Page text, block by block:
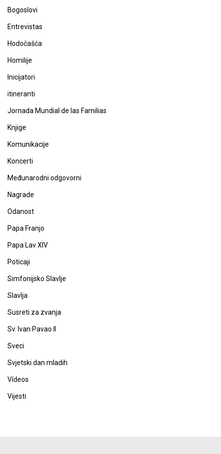
Bogoslovi
Entrevistas
Hodočašća
Homilije
Inicijatori
itineranti
Jornada Mundial de las Familias
Knjige
Komunikacije
Koncerti
Međunarodni odgovorni
Nagrade
Odanost
Papa Franjo
Papa Lav XIV
Poticaji
Simfonijsko Slavlje
Slavlja
Susreti za zvanja
Sv. Ivan Pavao II
Sveci
Svjetski dan mladih
Vídeos
Vijesti